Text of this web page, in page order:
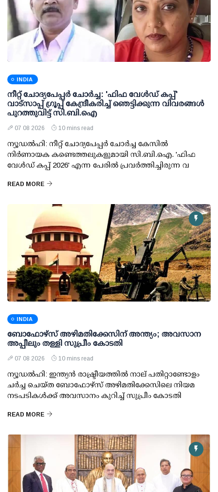
INDIA
നീറ്റ് ചോദ്യപേപ്പര്‍ ചോര്‍ച്ച: 'ഫിഫ വേള്‍ഡ് കപ്പ്'
വാട്സാപ്പ് ഗ്രൂപ്പ് കേന്ദ്രീകരിച്ച് ഞെട്ടിക്കുന്ന വിവരങ്ങള്‍
പുറത്തുവിട്ട് സി.ബി.ഐ
07 08 2026 10 mins read
ന്യൂഡല്‍ഹി: നീറ്റ് ചോദ്യപേപ്പര്‍ ചോര്‍ച്ച കേസില്‍
നിര്‍ണായക കണ്ടെത്തലുകളുമായി സി.ബി.ഐ. 'ഫിഫ
വേള്‍ഡ് കപ്പ് 2026' എന്ന പേരില്‍ പ്രവര്‍ത്തിച്ചിരുന്ന വ
READ MORE
INDIA
ബോഫോഴ്സ് അഴിമതിക്കേസിന് അന്ത്യം; അവസാന
അപ്പീലും തള്ളി സുപ്രീം കോടതി
07 08 2026 10 mins read
ന്യൂഡല്‍ഹി: ഇന്ത്യന്‍ രാഷ്ട്രീയത്തില്‍ നാല് പതിറ്റാണ്ടോളം
ചര്‍ച്ച ചെയ്ത ബോഫോഴ്സ് അഴിമതിക്കേസിലെ നിയമ
നടപടികള്‍ക്ക് അവസാനം കുറിച്ച് സുപ്രീം കോടതി
READ MORE